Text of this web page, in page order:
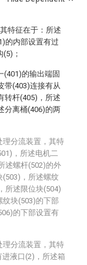
特征在于：所述
的内部设置有过
；
(401)的输出端固
带(403)连接有从
转杆(405)，所述
分离桶(406)的两
理分流装置，其特
，所述电机二
述螺杆(502)的外
(503)，所述螺纹
所述限位块(504)
块(503)的下部
的下部设置有
理分流装置，其特
液口(2)，所述箱